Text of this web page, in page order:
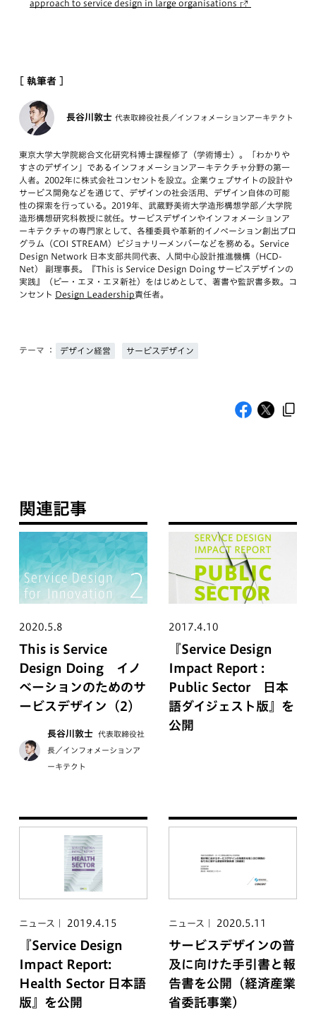
approach to service design in large organisations
[ 執筆者 ]
長谷川敦士 代表取締役社長／インフォメーションアーキテクト
東京大学大学院総合文化研究科博士課程修了（学術博士）。「わかりや
すさのデザイン」であるインフォメーションアーキテクチャ分野の第一
人者。2002年に株式会社コンセントを設立。企業ウェブサイトの設計や
サービス開発などを通じて、デザインの社会活用、デザイン自体の可能
性の探索を行っている。2019年、武蔵野美術大学造形構想学部／大学院
造形構想研究科教授に就任。サービスデザインやインフォメーションア
ーキテクチャの専門家として、各種委員や革新的イノベーション創出プロ
グラム（COI STREAM）ビジョナリーメンバーなどを務める。Service
Design Network 日本支部共同代表、人間中心設計推進機構（HCD-
Net） 副理事長。『This is Service Design Doing サービスデザインの
実践』（ビー・エヌ・エヌ新社）をはじめとして、著書や監訳書多数。コ
ンセント Design Leadership責任者。
テーマ ： デザイン経営 サービスデザイン
関連記事
2020.5.8
This is Service
Design Doing イノ
ベーションのためのサ
ービスデザイン（2）
長谷川敦士 代表取締役社
長／インフォメーションア
ーキテクト
2017.4.10
『Service Design
Impact Report :
Public Sector 日本
語ダイジェスト版』を
公開
ニュース 2019.4.15
『Service Design
Impact Report:
Health Sector 日本語
版』を公開
ニュース 2020.5.11
サービスデザインの普
及に向けた手引書と報
告書を公開（経済産業
省委託事業）